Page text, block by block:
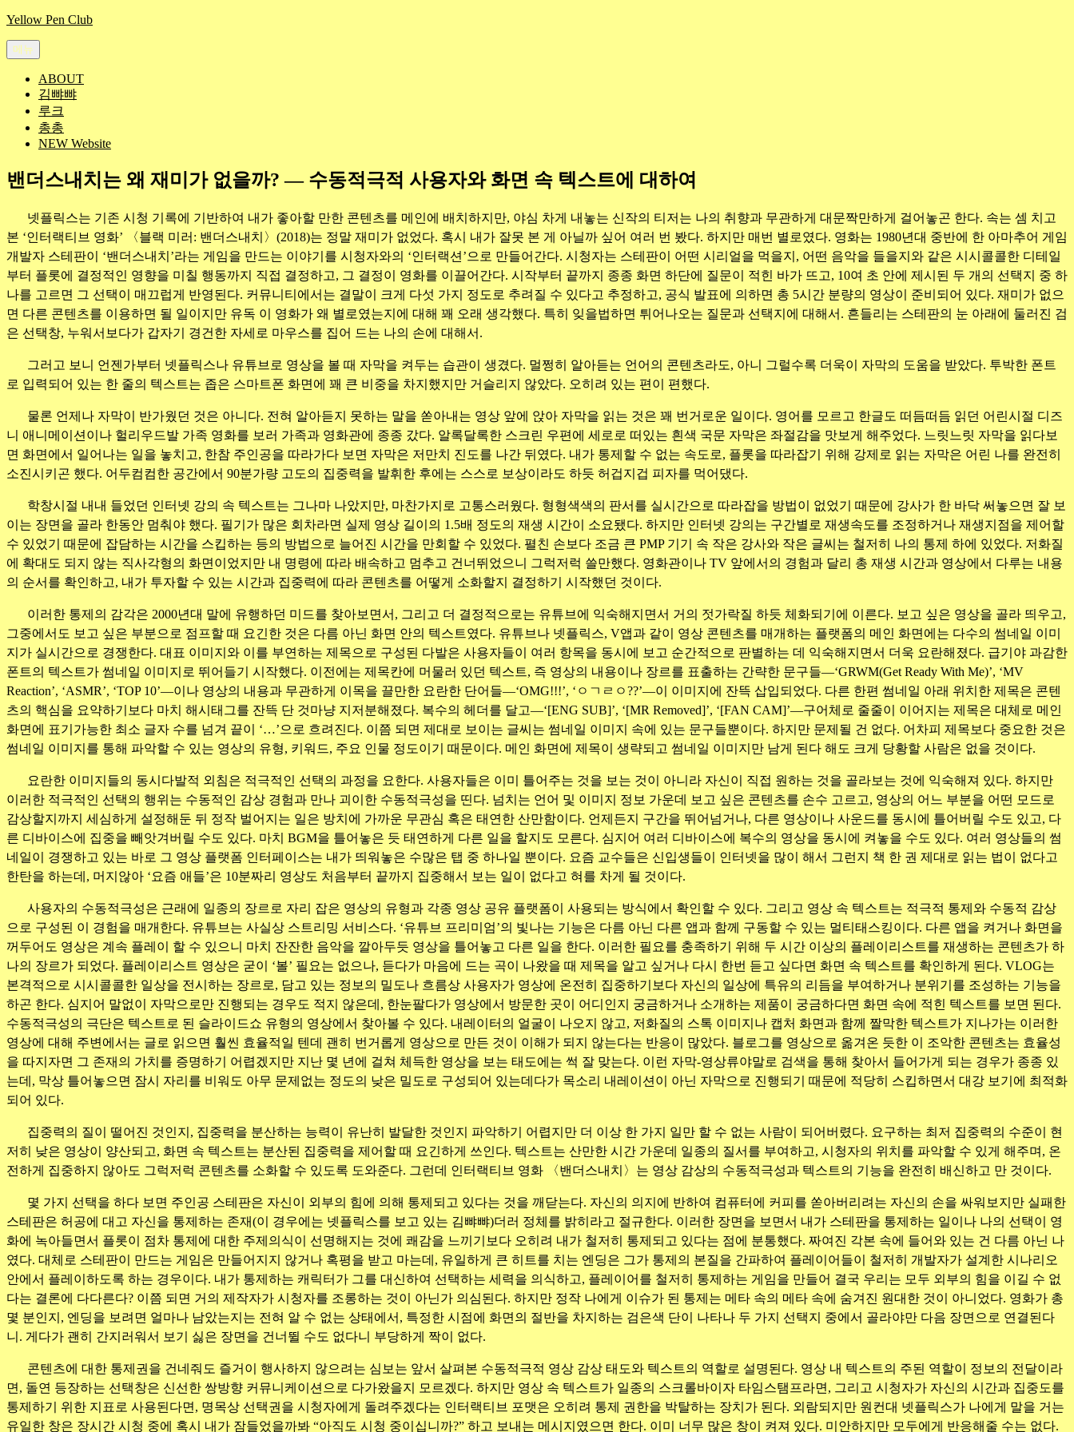
콘
츠
Yellow Pen Club
메뉴
ABOUT
김뺘뺘
루크
총총
NEW Website
밴더스내치는 왜 재미가 없을까? — 수동적극적 사용자와 화면 속 텍스트에 대하여
넷플릭스는 기존 시청 기록에 기반하여 내가 좋아할 만한 콘텐츠를 메인에 배치하지만, 야심 차게 내놓는 신작의 티저는 나의 취향과 무관하게 대문짝만하게 걸어놓곤 한다. 속는 셈 치고
본 ‘인터랙티브 영화’ 〈블랙 미러: 밴더스내치〉(2018)는 정말 재미가 없었다. 혹시 내가 잘못 본 게 아닐까 싶어 여러 번 봤다. 하지만 매번 별로였다. 영화는 1980년대 중반에 한 아마추어 게임
개발자 스테판이 ‘밴더스내치’라는 게임을 만드는 이야기를 시청자와의 ‘인터랙션’으로 만들어간다. 시청자는 스테판이 어떤 시리얼을 먹을지, 어떤 음악을 들을지와 같은 시시콜콜한 디테일
부터 플롯에 결정적인 영향을 미칠 행동까지 직접 결정하고, 그 결정이 영화를 이끌어간다. 시작부터 끝까지 종종 화면 하단에 질문이 적힌 바가 뜨고, 10여 초 안에 제시된 두 개의 선택지 중 하
나를 고르면 그 선택이 매끄럽게 반영된다. 커뮤니티에서는 결말이 크게 다섯 가지 정도로 추려질 수 있다고 추정하고, 공식 발표에 의하면 총 5시간 분량의 영상이 준비되어 있다. 재미가 없으
면 다른 콘텐츠를 이용하면 될 일이지만 유독 이 영화가 왜 별로였는지에 대해 꽤 오래 생각했다. 특히 잊을법하면 튀어나오는 질문과 선택지에 대해서. 흔들리는 스테판의 눈 아래에 둘러진 검
은 선택창, 누워서보다가 갑자기 경건한 자세로 마우스를 집어 드는 나의 손에 대해서.
그러고 보니 언젠가부터 넷플릭스나 유튜브로 영상을 볼 때 자막을 켜두는 습관이 생겼다. 멀쩡히 알아듣는 언어의 콘텐츠라도, 아니 그럴수록 더욱이 자막의 도움을 받았다. 투박한 폰트
로 입력되어 있는 한 줄의 텍스트는 좁은 스마트폰 화면에 꽤 큰 비중을 차지했지만 거슬리지 않았다. 오히려 있는 편이 편했다.
물론 언제나 자막이 반가웠던 것은 아니다. 전혀 알아듣지 못하는 말을 쏟아내는 영상 앞에 앉아 자막을 읽는 것은 꽤 번거로운 일이다. 영어를 모르고 한글도 떠듬떠듬 읽던 어린시절 디즈
니 애니메이션이나 헐리우드발 가족 영화를 보러 가족과 영화관에 종종 갔다. 알록달록한 스크린 우편에 세로로 떠있는 흰색 국문 자막은 좌절감을 맛보게 해주었다. 느릿느릿 자막을 읽다보
면 화면에서 일어나는 일을 놓치고, 한참 주인공을 따라가다 보면 자막은 저만치 진도를 나간 뒤였다. 내가 통제할 수 없는 속도로, 플롯을 따라잡기 위해 강제로 읽는 자막은 어린 나를 완전히
소진시키곤 했다. 어두컴컴한 공간에서 90분가량 고도의 집중력을 발휘한 후에는 스스로 보상이라도 하듯 허겁지겁 피자를 먹어댔다.
학창시절 내내 들었던 인터넷 강의 속 텍스트는 그나마 나았지만, 마찬가지로 고통스러웠다. 형형색색의 판서를 실시간으로 따라잡을 방법이 없었기 때문에 강사가 한 바닥 써놓으면 잘 보
이는 장면을 골라 한동안 멈춰야 했다. 필기가 많은 회차라면 실제 영상 길이의 1.5배 정도의 재생 시간이 소요됐다. 하지만 인터넷 강의는 구간별로 재생속도를 조정하거나 재생지점을 제어할
수 있었기 때문에 잡담하는 시간을 스킵하는 등의 방법으로 늘어진 시간을 만회할 수 있었다. 펼친 손보다 조금 큰 PMP 기기 속 작은 강사와 작은 글씨는 철저히 나의 통제 하에 있었다. 저화질
에 확대도 되지 않는 직사각형의 화면이었지만 내 명령에 따라 배속하고 멈추고 건너뛰었으니 그럭저럭 쓸만했다. 영화관이나 TV 앞에서의 경험과 달리 총 재생 시간과 영상에서 다루는 내용
의 순서를 확인하고, 내가 투자할 수 있는 시간과 집중력에 따라 콘텐츠를 어떻게 소화할지 결정하기 시작했던 것이다.
이러한 통제의 감각은 2000년대 말에 유행하던 미드를 찾아보면서, 그리고 더 결정적으로는 유튜브에 익숙해지면서 거의 젓가락질 하듯 체화되기에 이른다. 보고 싶은 영상을 골라 띄우고,
그중에서도 보고 싶은 부분으로 점프할 때 요긴한 것은 다름 아닌 화면 안의 텍스트였다. 유튜브나 넷플릭스, V앱과 같이 영상 콘텐츠를 매개하는 플랫폼의 메인 화면에는 다수의 썸네일 이미
지가 실시간으로 경쟁한다. 대표 이미지와 이를 부연하는 제목으로 구성된 다발은 사용자들이 여러 항목을 동시에 보고 순간적으로 판별하는 데 익숙해지면서 더욱 요란해졌다. 급기야 과감한
폰트의 텍스트가 썸네일 이미지로 뛰어들기 시작했다. 이전에는 제목칸에 머물러 있던 텍스트, 즉 영상의 내용이나 장르를 표출하는 간략한 문구들—‘GRWM(Get Ready With Me)’, ‘MV
Reaction’, ‘ASMR’, ‘TOP 10’—이나 영상의 내용과 무관하게 이목을 끌만한 요란한 단어들—‘OMG!!!’, ‘ㅇㄱㄹㅇ??’—이 이미지에 잔뜩 삽입되었다. 다른 한편 썸네일 아래 위치한 제목은 콘텐
츠의 핵심을 요약하기보다 마치 해시태그를 잔뜩 단 것마냥 지저분해졌다. 복수의 헤더를 달고—‘[ENG SUB]’, ‘[MR Removed]’, ‘[FAN CAM]’—구어체로 줄줄이 이어지는 제목은 대체로 메인
화면에 표기가능한 최소 글자 수를 넘겨 끝이 ‘…’으로 흐려진다. 이쯤 되면 제대로 보이는 글씨는 썸네일 이미지 속에 있는 문구들뿐이다. 하지만 문제될 건 없다. 어차피 제목보다 중요한 것은
썸네일 이미지를 통해 파악할 수 있는 영상의 유형, 키워드, 주요 인물 정도이기 때문이다. 메인 화면에 제목이 생략되고 썸네일 이미지만 남게 된다 해도 크게 당황할 사람은 없을 것이다.
요란한 이미지들의 동시다발적 외침은 적극적인 선택의 과정을 요한다. 사용자들은 이미 틀어주는 것을 보는 것이 아니라 자신이 직접 원하는 것을 골라보는 것에 익숙해져 있다. 하지만
이러한 적극적인 선택의 행위는 수동적인 감상 경험과 만나 괴이한 수동적극성을 띤다. 넘치는 언어 및 이미지 정보 가운데 보고 싶은 콘텐츠를 손수 고르고, 영상의 어느 부분을 어떤 모드로
감상할지까지 세심하게 설정해둔 뒤 정작 벌어지는 일은 방치에 가까운 무관심 혹은 태연한 산만함이다. 언제든지 구간을 뛰어넘거나, 다른 영상이나 사운드를 동시에 틀어버릴 수도 있고, 다
른 디바이스에 집중을 빼앗겨버릴 수도 있다. 마치 BGM을 틀어놓은 듯 태연하게 다른 일을 할지도 모른다. 심지어 여러 디바이스에 복수의 영상을 동시에 켜놓을 수도 있다. 여러 영상들의 썸
네일이 경쟁하고 있는 바로 그 영상 플랫폼 인터페이스는 내가 띄워놓은 수많은 탭 중 하나일 뿐이다. 요즘 교수들은 신입생들이 인터넷을 많이 해서 그런지 책 한 권 제대로 읽는 법이 없다고
한탄을 하는데, 머지않아 ‘요즘 애들’은 10분짜리 영상도 처음부터 끝까지 집중해서 보는 일이 없다고 혀를 차게 될 것이다.
사용자의 수동적극성은 근래에 일종의 장르로 자리 잡은 영상의 유형과 각종 영상 공유 플랫폼이 사용되는 방식에서 확인할 수 있다. 그리고 영상 속 텍스트는 적극적 통제와 수동적 감상
으로 구성된 이 경험을 매개한다. 유튜브는 사실상 스트리밍 서비스다. ‘유튜브 프리미엄’의 빛나는 기능은 다름 아닌 다른 앱과 함께 구동할 수 있는 멀티태스킹이다. 다른 앱을 켜거나 화면을
꺼두어도 영상은 계속 플레이 할 수 있으니 마치 잔잔한 음악을 깔아두듯 영상을 틀어놓고 다른 일을 한다. 이러한 필요를 충족하기 위해 두 시간 이상의 플레이리스트를 재생하는 콘텐츠가 하
나의 장르가 되었다. 플레이리스트 영상은 굳이 ‘볼’ 필요는 없으나, 듣다가 마음에 드는 곡이 나왔을 때 제목을 알고 싶거나 다시 한번 듣고 싶다면 화면 속 텍스트를 확인하게 된다. VLOG는
본격적으로 시시콜콜한 일상을 전시하는 장르로, 담고 있는 정보의 밀도나 흐름상 사용자가 영상에 온전히 집중하기보다 자신의 일상에 특유의 리듬을 부여하거나 분위기를 조성하는 기능을
하곤 한다. 심지어 말없이 자막으로만 진행되는 경우도 적지 않은데, 한눈팔다가 영상에서 방문한 곳이 어디인지 궁금하거나 소개하는 제품이 궁금하다면 화면 속에 적힌 텍스트를 보면 된다.
수동적극성의 극단은 텍스트로 된 슬라이드쇼 유형의 영상에서 찾아볼 수 있다. 내레이터의 얼굴이 나오지 않고, 저화질의 스톡 이미지나 캡처 화면과 함께 짤막한 텍스트가 지나가는 이러한
영상에 대해 주변에서는 글로 읽으면 훨씬 효율적일 텐데 괜히 번거롭게 영상으로 만든 것이 이해가 되지 않는다는 반응이 많았다. 블로그를 영상으로 옮겨온 듯한 이 조악한 콘텐츠는 효율성
을 따지자면 그 존재의 가치를 증명하기 어렵겠지만 지난 몇 년에 걸쳐 체득한 영상을 보는 태도에는 썩 잘 맞는다. 이런 자막-영상류야말로 검색을 통해 찾아서 들어가게 되는 경우가 종종 있
는데, 막상 틀어놓으면 잠시 자리를 비워도 아무 문제없는 정도의 낮은 밀도로 구성되어 있는데다가 목소리 내레이션이 아닌 자막으로 진행되기 때문에 적당히 스킵하면서 대강 보기에 최적화
되어 있다.
집중력의 질이 떨어진 것인지, 집중력을 분산하는 능력이 유난히 발달한 것인지 파악하기 어렵지만 더 이상 한 가지 일만 할 수 없는 사람이 되어버렸다. 요구하는 최저 집중력의 수준이 현
저히 낮은 영상이 양산되고, 화면 속 텍스트는 분산된 집중력을 제어할 때 요긴하게 쓰인다. 텍스트는 산만한 시간 가운데 일종의 질서를 부여하고, 시청자의 위치를 파악할 수 있게 해주며, 온
전하게 집중하지 않아도 그럭저럭 콘텐츠를 소화할 수 있도록 도와준다. 그런데 인터랙티브 영화 〈밴더스내치〉는 영상 감상의 수동적극성과 텍스트의 기능을 완전히 배신하고 만 것이다.
몇 가지 선택을 하다 보면 주인공 스테판은 자신이 외부의 힘에 의해 통제되고 있다는 것을 깨닫는다. 자신의 의지에 반하여 컴퓨터에 커피를 쏟아버리려는 자신의 손을 싸워보지만 실패한
스테판은 허공에 대고 자신을 통제하는 존재(이 경우에는 넷플릭스를 보고 있는 김뺘뺘)더러 정체를 밝히라고 절규한다. 이러한 장면을 보면서 내가 스테판을 통제하는 일이나 나의 선택이 영
화에 녹아들면서 플롯이 점차 통제에 대한 주제의식이 선명해지는 것에 쾌감을 느끼기보다 오히려 내가 철저히 통제되고 있다는 점에 분통했다. 짜여진 각본 속에 들어와 있는 건 다름 아닌 나
였다. 대체로 스테판이 만드는 게임은 만들어지지 않거나 혹평을 받고 마는데, 유일하게 큰 히트를 치는 엔딩은 그가 통제의 본질을 간파하여 플레이어들이 철저히 개발자가 설계한 시나리오
안에서 플레이하도록 하는 경우이다. 내가 통제하는 캐릭터가 그를 대신하여 선택하는 세력을 의식하고, 플레이어를 철저히 통제하는 게임을 만들어 결국 우리는 모두 외부의 힘을 이길 수 없
다는 결론에 다다른다? 이쯤 되면 거의 제작자가 시청자를 조롱하는 것이 아닌가 의심된다. 하지만 정작 나에게 이슈가 된 통제는 메타 속의 메타 속에 숨겨진 원대한 것이 아니었다. 영화가 총
몇 분인지, 엔딩을 보려면 얼마나 남았는지는 전혀 알 수 없는 상태에서, 특정한 시점에 화면의 절반을 차지하는 검은색 단이 나타나 두 가지 선택지 중에서 골라야만 다음 장면으로 연결된다
니. 게다가 괜히 간지러워서 보기 싫은 장면을 건너뛸 수도 없다니 부당하게 짝이 없다.
콘텐츠에 대한 통제권을 건네줘도 즐거이 행사하지 않으려는 심보는 앞서 살펴본 수동적극적 영상 감상 태도와 텍스트의 역할로 설명된다. 영상 내 텍스트의 주된 역할이 정보의 전달이라
면, 돌연 등장하는 선택창은 신선한 쌍방향 커뮤니케이션으로 다가왔을지 모르겠다. 하지만 영상 속 텍스트가 일종의 스크롤바이자 타임스탬프라면, 그리고 시청자가 자신의 시간과 집중도를
통제하기 위한 지표로 사용된다면, 명목상 선택권을 시청자에게 돌려주겠다는 인터랙티브 포맷은 오히려 통제 권한을 박탈하는 장치가 된다. 외람되지만 원컨대 넷플릭스가 나에게 말을 거는
유일한 창은 장시간 시청 중에 혹시 내가 잠들었을까봐 “아직도 시청 중이십니까?” 하고 보내는 메시지였으면 한다. 이미 너무 많은 창이 켜져 있다. 미안하지만 모두에게 반응해줄 수는 없다.